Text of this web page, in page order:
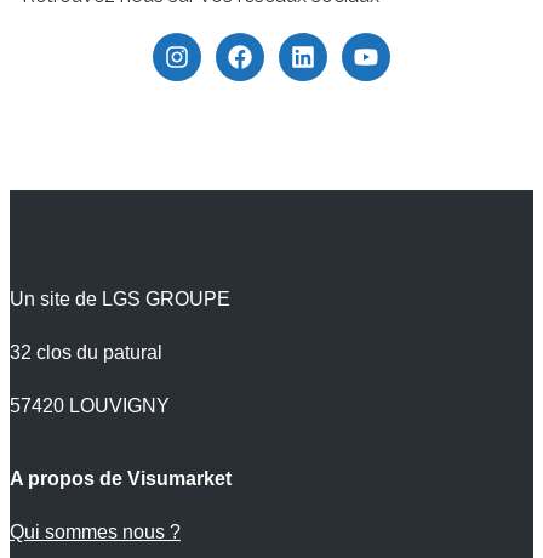
Un site de LGS GROUPE
32 clos du patural
57420 LOUVIGNY
A propos de Visumarket
Qui sommes nous ?